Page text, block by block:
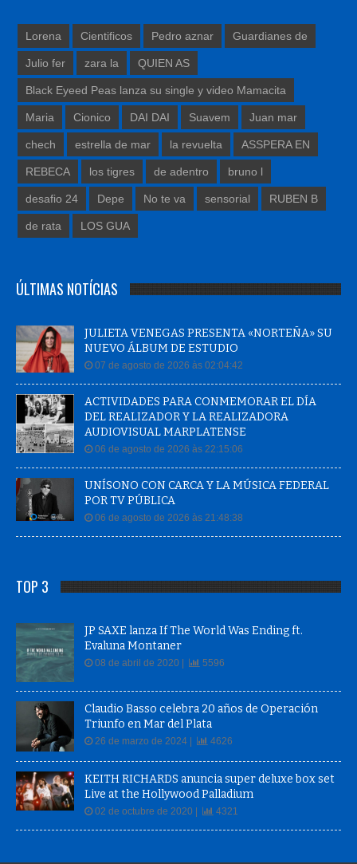
Lorena Cientificos Pedro aznar Guardianes de
Julio fer zara la QUIEN AS
Black Eyeed Peas lanza su single y video Mamacita
Maria Cionico DAI DAI Suavem Juan mar
chech estrella de mar la revuelta ASSPERA EN
REBECA los tigres de adentro bruno l
desafio 24 Depe No te va sensorial RUBEN B
de rata LOS GUA
ÚLTIMAS NOTÍCIAS
JULIETA VENEGAS PRESENTA «NORTEÑA» SU
NUEVO ÁLBUM DE ESTUDIO
07 de agosto de 2026 às 02:04:42
ACTIVIDADES PARA CONMEMORAR EL DÍA
DEL REALIZADOR Y LA REALIZADORA
AUDIOVISUAL MARPLATENSE
06 de agosto de 2026 às 22:15:06
UNÍSONO CON CARCA Y LA MÚSICA FEDERAL
POR TV PÚBLICA
06 de agosto de 2026 às 21:48:38
TOP 3
JP SAXE lanza If The World Was Ending ft.
Evaluna Montaner
08 de abril de 2020 | 5596
Claudio Basso celebra 20 años de Operación
Triunfo en Mar del Plata
26 de marzo de 2024 | 4626
KEITH RICHARDS anuncia super deluxe box set
Live at the Hollywood Palladium
02 de octubre de 2020 | 4321